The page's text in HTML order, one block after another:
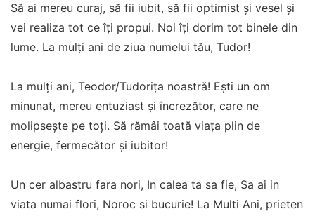
Să ai mereu curaj, să fii iubit, să fii optimist și vesel și
vei realiza tot ce îți propui. Noi îți dorim tot binele din
lume. La mulți ani de ziua numelui tău, Tudor!
La mulți ani, Teodor/Tudorița noastră! Ești un om
minunat, mereu entuziast și încrezător, care ne
molipsește pe toți. Să rămâi toată viața plin de
energie, fermecător și iubitor!
Un cer albastru fara nori, In calea ta sa fie, Sa ai in
viata numai flori, Noroc si bucurie! La Multi Ani, prieten